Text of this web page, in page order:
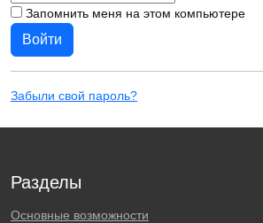
Запомнить меня на этом компьютере
Забыли свой пароль?
Разделы
Основные возможности